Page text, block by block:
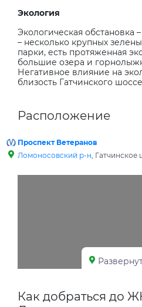
Экология
Экологическая обстановка
– несколько крупных
парки, есть протяженная
большие озера и
Негативное влияние на
близость Гатчинского
Расположение
Проспект Ветеранов
Ломоносовский р-н, Гатчинское
Как добраться до